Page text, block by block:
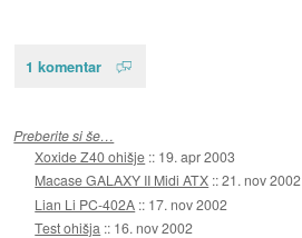
1 komentar
Preberite si še…
Xoxide Z40 ohišje :: 19. apr 2003
Macase GALAXY II Midi ATX ::21. nov 2002
Lian Li PC-402A :: 17. nov 2002
Test ohišja :: 16. nov 2002